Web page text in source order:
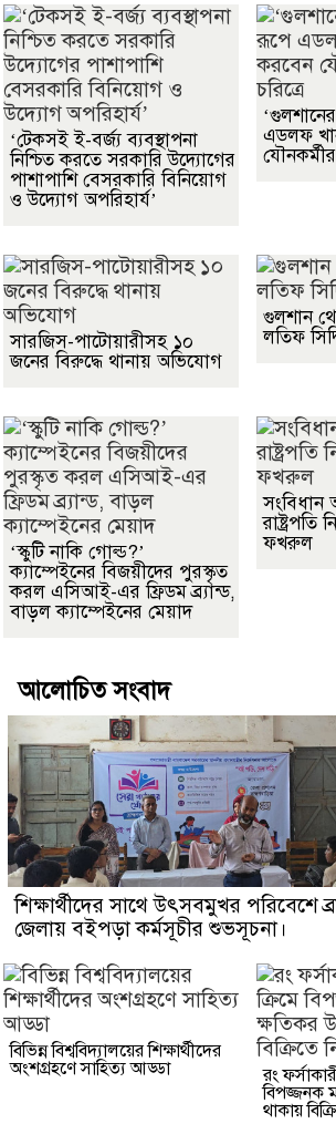
‘টেকসই ই-বর্জ্য ব্যবস্থাপনা
নিশ্চিত করতে সরকারি উদ্যোগের
পাশাপাশি বেসরকারি বিনিয়োগ
ও উদ্যোগ অপরিহার্য’
এডলফ
সারজিস-পাটোয়ারীসহ ১০
জনের বিরুদ্ধে থানায় অভিযোগ
গুলশান
লতিফ
‘স্কুটি নাকি গোল্ড?’
ক্যাম্পেইনের বিজয়ীদের পুরস্কৃত
করল এসিআই-এর ফ্রিডম ব্র্যান্ড,
বাড়ল ক্যাম্পেইনের মেয়াদ
সংবিধান
রাষ্ট্রপতি
ফখরুল
আলোচিত সংবাদ
শিক্ষার্থীদের সাথে উৎসবমুখর পরিবেশে
জেলায় বইপড়া কর্মসূচীর শুভসূচনা।
বিভিন্ন বিশ্ববিদ্যালয়ের শিক্ষার্থীদের
অংশগ্রহণে সাহিত্য আড্ডা
রং
বিপজ্জনক
থাকায়